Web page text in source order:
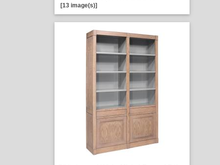
[13 image(s)]